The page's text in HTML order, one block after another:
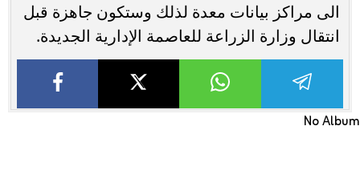
الى مراكز بيانات معدة لذلك وستكون جاهزة قبل
انتقال وزارة الزراعة للعاصمة الإدارية الجديدة.
No Album